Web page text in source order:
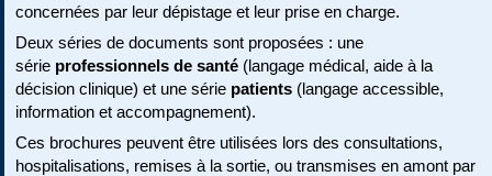
concernées par leur dépistage et leur prise en charge.
Deux séries de documents sont proposées : une
série professionnels de santé (langage médical, aide à la
décision clinique) et une série patients (langage accessible,
information et accompagnement).
Ces brochures peuvent être utilisées lors des consultations,
hospitalisations, remises à la sortie, ou transmises en amont par